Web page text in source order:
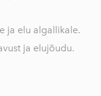
ja elu algallikale.
ja elujõudu.